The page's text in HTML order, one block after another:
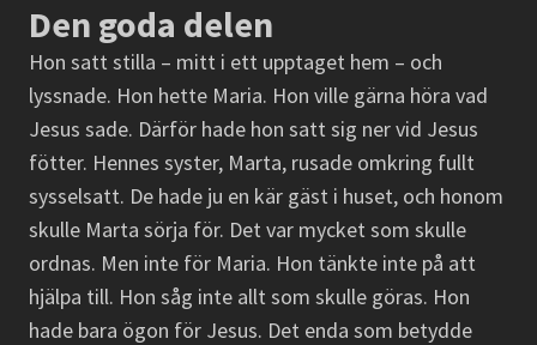
Den goda delen
Hon satt stilla – mitt i ett upptaget hem – och
lyssnade. Hon hette Maria. Hon ville gärna höra vad
Jesus sade. Därför hade hon satt sig ner vid Jesus
fötter. Hennes syster, Marta, rusade omkring fullt
sysselsatt. De hade ju en kär gäst i huset, och honom
skulle Marta sörja för. Det var mycket som skulle
ordnas. Men inte för Maria. Hon tänkte inte på att
hjälpa till. Hon såg inte allt som skulle göras. Hon
hade bara ögon för Jesus. Det enda som betydde